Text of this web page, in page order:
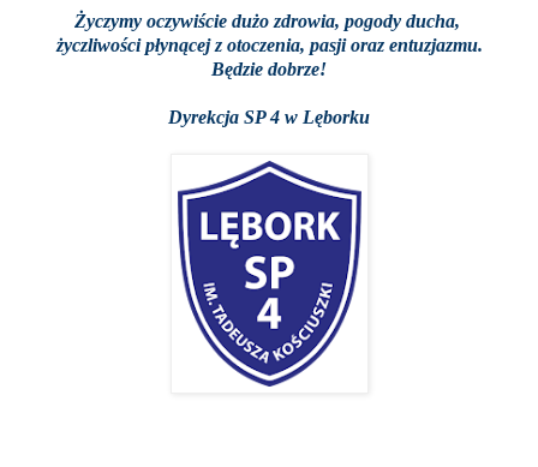
Życzymy oczywiście dużo zdrowia, pogody ducha,
życzliwości płynącej z otoczenia, pasji oraz entuzjazmu.
Będzie dobrze!
Dyrekcja SP 4 w Lęborku